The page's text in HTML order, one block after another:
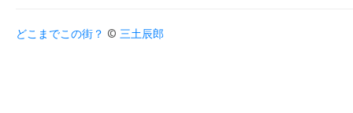
どこまでこの街？ © 三土辰郎